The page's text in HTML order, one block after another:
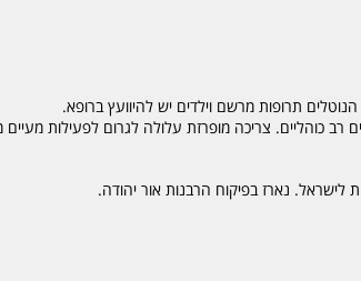
תרופות מרשם וילדים יש להיוועץ ברופא.
רב כוהליים. צריכה מופרזת עלולה לגרום לפעילות מעיים
לישראל. נארז בפיקוח הרבנות אור יהודה.